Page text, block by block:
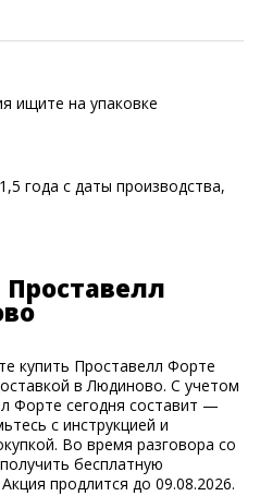
ищите на упаковке
года с даты производства,
купить Проставелл Форте
в Людиново. С учетом
Форте сегодня составит —
с инструкцией и
Во время разговора со
бесплатную
продлится до 09.08.2026.